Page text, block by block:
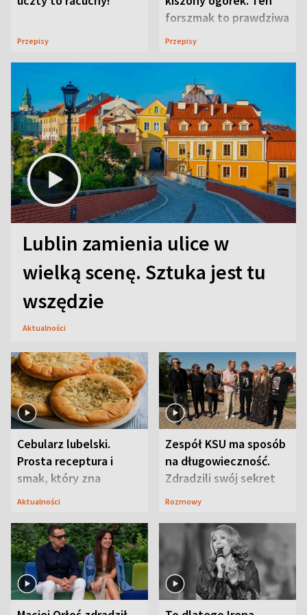
Przepisy
forszmak to prawdziwa
uczta
Przepisy
Lublin zamienia ulice w
wielką scenę. Sztuka jest tu
wszędzie
Aktualności
Cebularz lubelski.
Prosta receptura i
smak, który zna
Lubelszczyzna
Aktualności
Zespół KSU ma sposób
na długowieczność.
Zdradzili swój sekret
Rozmowy